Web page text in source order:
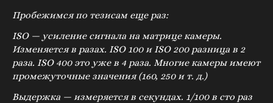
Пробежимся по тезисам еще раз:
ISO — усиление сигнала на матрице камеры.
Изменяется в разах. ISO 100 и ISO 200 разница в 2
раза. ISO 400 это уже в 4 раза. Многие камеры имеют
промежуточные значения (160, 250 и т. д.)
Выдержка — измеряется в секундах. 1/100 в сто раз